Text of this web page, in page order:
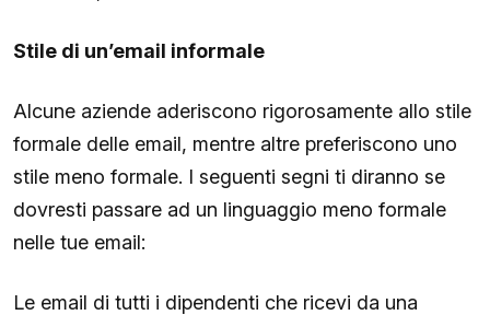
Stile di un’email informale
Alcune aziende aderiscono rigorosamente allo stile
formale delle email, mentre altre preferiscono uno
stile meno formale. I seguenti segni ti diranno se
dovresti passare ad un linguaggio meno formale
nelle tue email:
Le email di tutti i dipendenti che ricevi da una